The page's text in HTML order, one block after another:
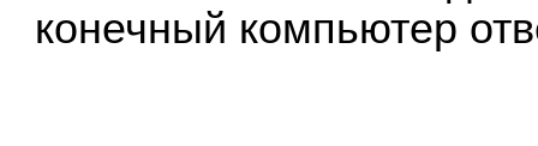
конечный компьютер